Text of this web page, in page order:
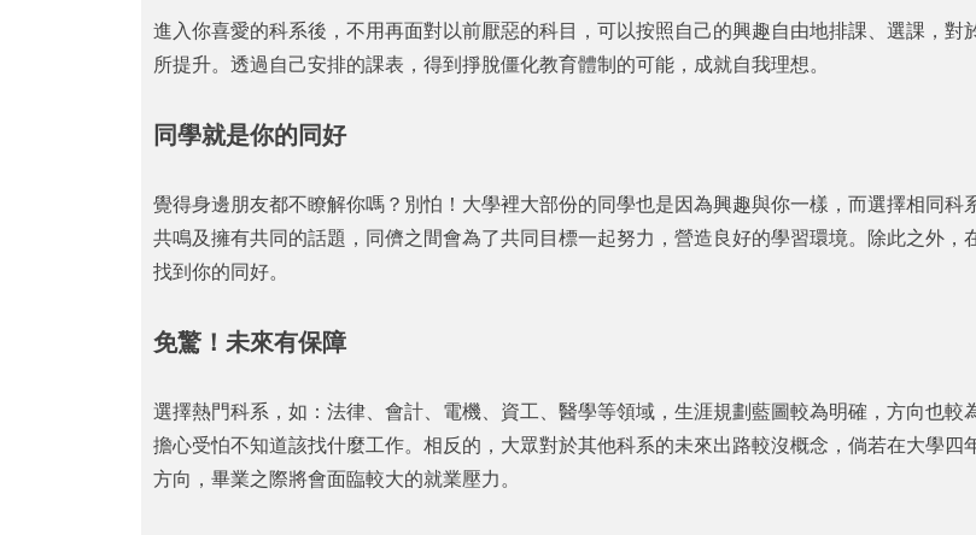
進入你喜愛的科系後，不用再面對以前厭惡的科目，可以按照自己的興趣自由地排課、選課，對
所提升。透過自己安排的課表，得到掙脫僵化教育體制的可能，成就自我理想。
同學就是你的同好
覺得身邊朋友都不瞭解你嗎？別怕！大學裡大部份的同學也是因為興趣與你一樣，而選擇相同科
共鳴及擁有共同的話題，同儕之間會為了共同目標一起努力，營造良好的學習環境。除此之外，
找到你的同好。
免驚！未來有保障
選擇熱門科系，如：法律、會計、電機、資工、醫學等領域，生涯規劃藍圖較為明確，方向也較
擔心受怕不知道該找什麼工作。相反的，大眾對於其他科系的未來出路較沒概念，倘若在大學四
方向，畢業之際將會面臨較大的就業壓力。